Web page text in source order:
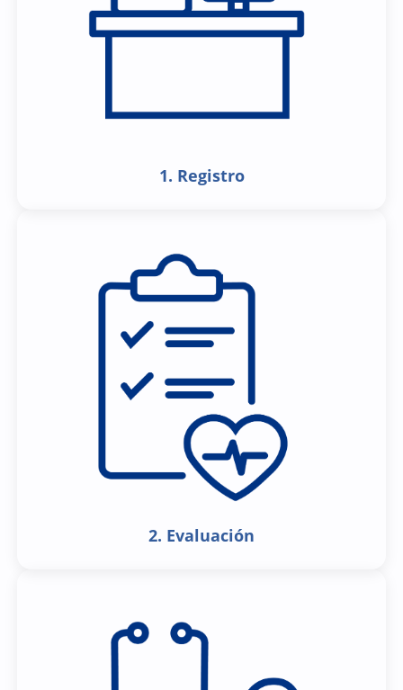
1. Registro
2. Evaluación